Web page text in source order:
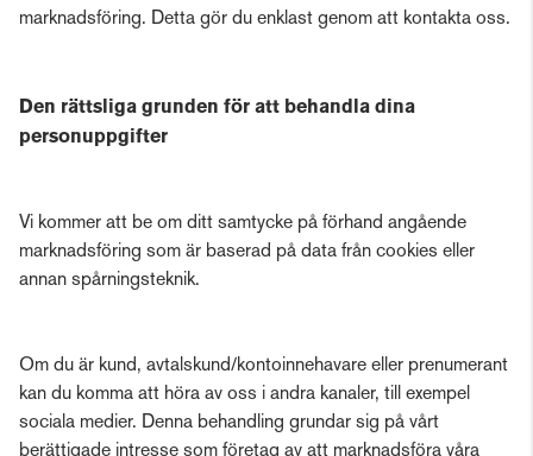
marknadsföring. Detta gör du enklast genom att kontakta oss.
Den rättsliga grunden för att behandla dina
personuppgifter
Vi kommer att be om ditt samtycke på förhand angående
marknadsföring som är baserad på data från cookies eller
annan spårningsteknik.
Om du är kund, avtalskund/kontoinnehavare eller prenumerant
kan du komma att höra av oss i andra kanaler, till exempel
sociala medier. Denna behandling grundar sig på vårt
berättigade intresse som företag av att marknadsföra våra